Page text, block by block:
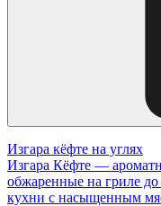
Изгара кёфте на углях
Изгара Кёфте —
обжаренные на гриле
кухни с насыщенным